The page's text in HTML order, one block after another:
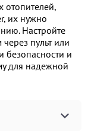
отопителей,
их нужно
Настройте
пульт или
безопасности и
для надежной